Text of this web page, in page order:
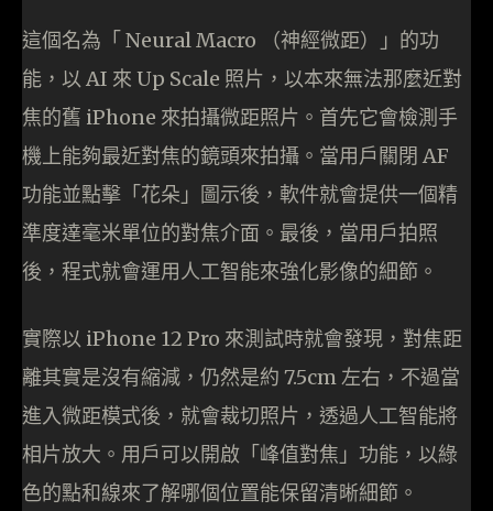
這個名為「 Neural Macro （神經微距）」的功
能，以 AI 來 Up Scale 照片，以本來無法那麼近對
焦的舊 iPhone 來拍攝微距照片。首先它會檢測手
機上能夠最近對焦的鏡頭來拍攝。當用戶關閉 AF
功能並點擊「花朵」圖示後，軟件就會提供一個精
準度達毫米單位的對焦介面。最後，當用戶拍照
後，程式就會運用人工智能來強化影像的細節。
實際以 iPhone 12 Pro 來測試時就會發現，對焦距
離其實是沒有縮減，仍然是約 7.5cm 左右，不過當
進入微距模式後，就會裁切照片，透過人工智能將
相片放大。用戶可以開啟「峰值對焦」功能，以綠
色的點和線來了解哪個位置能保留清晰細節。